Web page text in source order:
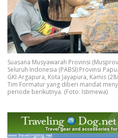
Suasana Musyawarah Provinsi
Seluruh Indonesia (PABSI) Provinsi
GKI Argapura, Kota Jayapura, Kamis
Tim Formatur yang diberi mandat
periode berikutnya. (Foto: Istimewa)